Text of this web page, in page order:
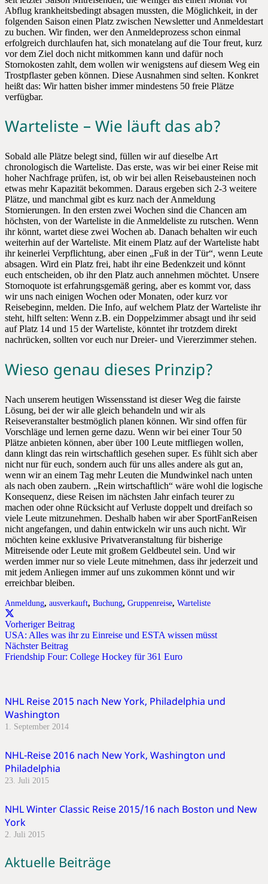
Abflug krankheitsbedingt absagen mussten, die Möglichkeit, in der
folgenden Saison einen Platz zwischen Newsletter und Anmeldestart
zu buchen. Wir finden, wer den Anmeldeprozess schon einmal
erfolgreich durchlaufen hat, sich monatelang auf die Tour freut, kurz
vor dem Ziel doch nicht mitkommen kann und dafür noch
Stornokosten zahlt, dem wollen wir wenigstens auf diesem Weg ein
Trostpflaster geben können. Diese Ausnahmen sind selten. Konkret
heißt das: Wir hatten bisher immer mindestens 50 freie Plätze
verfügbar.
Warteliste – Wie läuft das ab?
Sobald alle Plätze belegt sind, füllen wir auf dieselbe Art
chronologisch die Warteliste. Das erste, was wir bei einer Reise mit
hoher Nachfrage prüfen, ist, ob wir bei allen Reisebausteinen noch
etwas mehr Kapazität bekommen. Daraus ergeben sich 2-3 weitere
Plätze, und manchmal gibt es kurz nach der Anmeldung
Stornierungen. In den ersten zwei Wochen sind die Chancen am
höchsten, von der Warteliste in die Anmeldeliste zu rutschen. Wenn
ihr könnt, wartet diese zwei Wochen ab. Danach behalten wir euch
weiterhin auf der Warteliste. Mit einem Platz auf der Warteliste habt
ihr keinerlei Verpflichtung, aber einen „Fuß in der Tür“, wenn Leute
absagen. Wird ein Platz frei, habt ihr eine Bedenkzeit und könnt
euch entscheiden, ob ihr den Platz auch annehmen möchtet. Unsere
Stornoquote ist erfahrungsgemäß gering, aber es kommt vor, dass
wir uns nach einigen Wochen oder Monaten, oder kurz vor
Reisebeginn, melden. Die Info, auf welchem Platz der Warteliste ihr
steht, hilft selten: Wenn z.B. ein Doppelzimmer absagt und ihr seid
auf Platz 14 und 15 der Warteliste, könntet ihr trotzdem direkt
nachrücken, sollten vor euch nur Dreier- und Viererzimmer stehen.
Wieso genau dieses Prinzip?
Nach unserem heutigen Wissensstand ist dieser Weg die fairste
Lösung, bei der wir alle gleich behandeln und wir als
Reiseveranstalter bestmöglich planen können. Wir sind offen für
Vorschläge und lernen gerne dazu. Wenn wir bei einer Tour 50
Plätze anbieten können, aber über 100 Leute mitfliegen wollen,
dann klingt das rein wirtschaftlich gesehen super. Es fühlt sich aber
nicht nur für euch, sondern auch für uns alles andere als gut an,
wenn wir an einem Tag mehr Leuten die Mundwinkel nach unten
als nach oben zaubern. „Rein wirtschaftlich“ wäre wohl die logische
Konsequenz, diese Reisen im nächsten Jahr einfach teurer zu
machen oder ohne Rücksicht auf Verluste doppelt und dreifach so
viele Leute mitzunehmen. Deshalb haben wir aber SportFanReisen
nicht angefangen, und dahin entwickeln wir uns auch nicht. Wir
möchten keine exklusive Privatveranstaltung für bisherige
Mitreisende oder Leute mit großem Geldbeutel sein. Und wir
werden immer nur so viele Leute mitnehmen, dass ihr jederzeit und
mit jedem Anliegen immer auf uns zukommen könnt und wir
erreichbar bleiben.
Anmeldung, ausverkauft, Buchung, Gruppenreise, Warteliste
Vorheriger Beitrag
USA: Alles was ihr zu Einreise und ESTA wissen müsst
Nächster Beitrag
Friendship Four: College Hockey für 361 Euro
NHL Reise 2015 nach New York, Philadelphia und
Washington
1. September 2014
NHL-Reise 2016 nach New York, Washington und
Philadelphia
23. Juli 2015
NHL Winter Classic Reise 2015/16 nach Boston und New
York
2. Juli 2015
Aktuelle Beiträge